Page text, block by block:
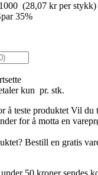
1000 (28,07 kr per stykk)
35%
kun pr. stk.
å teste produktetVil du
for å motta en
Bestill en gratis